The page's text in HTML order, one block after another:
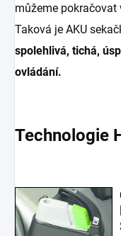
můžeme pokračovat
Taková je AKU
spolehlivá, tichá,
ovládání.
Technologie